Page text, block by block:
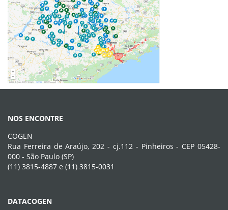
NOS ENCONTRE
COGEN
Rua Ferreira de Araújo, 202 - cj.112 - Pinheiros - CEP 05428-
000 - São Paulo (SP)
(11) 3815-4887 e (11) 3815-0031
DATACOGEN